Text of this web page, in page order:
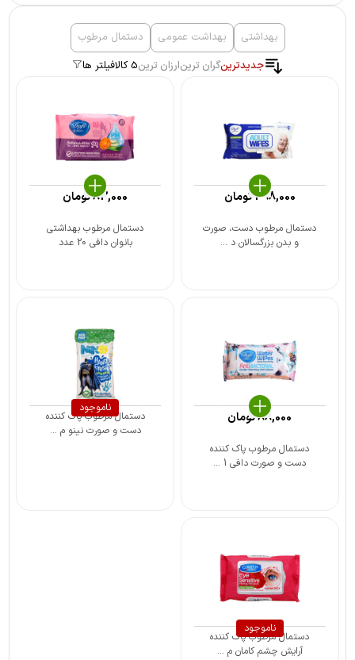
بهداشتی بهداشت عمومی
دستمال مرطوب
جدیدترینگران ترینارزان ترین5 کالا فیلتر ها
دستمال مرطوب دست، صورت
و بدن بزرگسالان د ...
498,000تومان
دستمال مرطوب بهداشتی
بانوان دافی 20 عدد
83,000تومان
دستمال مرطوب پاک کننده
دست و صورت دافی 1 ...
88,000تومان
ناموجود
دستمال مرطوب پاک کننده
دست و صورت نینو م ...
ناموجود
دستمال مرطوب پاک کننده
آرایش چشم کامان م ...